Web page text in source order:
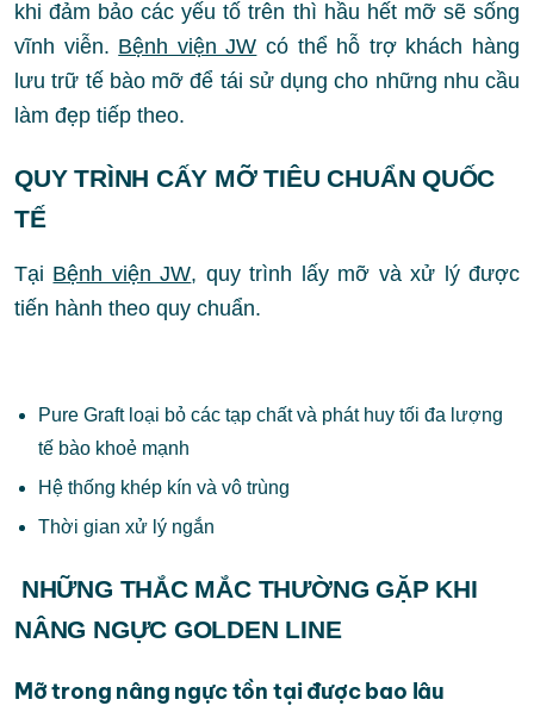
khi đảm bảo các yếu tố trên thì hầu hết mỡ sẽ sống
vĩnh viễn. Bệnh viện JW có thể hỗ trợ khách hàng
lưu trữ tế bào mỡ để tái sử dụng cho những nhu cầu
làm đẹp tiếp theo.
QUY TRÌNH CẤY MỠ TIÊU CHUẨN QUỐC
TẾ
Tại Bệnh viện JW, quy trình lấy mỡ và xử lý được
tiến hành theo quy chuẩn.
Pure Graft loại bỏ các tạp chất và phát huy tối đa lượng
tế bào khoẻ mạnh
Hệ thống khép kín và vô trùng
Thời gian xử lý ngắn
NHỮNG THẮC MẮC THƯỜNG GẶP KHI
NÂNG NGỰC GOLDEN LINE
Mỡ trong nâng ngực tồn tại được bao lâu